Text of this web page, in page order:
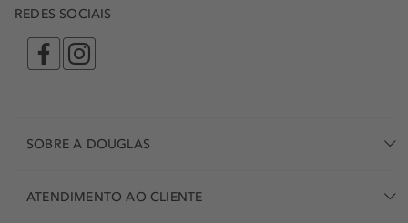
REDES SOCIAIS
SOBRE A DOUGLAS
ATENDIMENTO AO CLIENTE